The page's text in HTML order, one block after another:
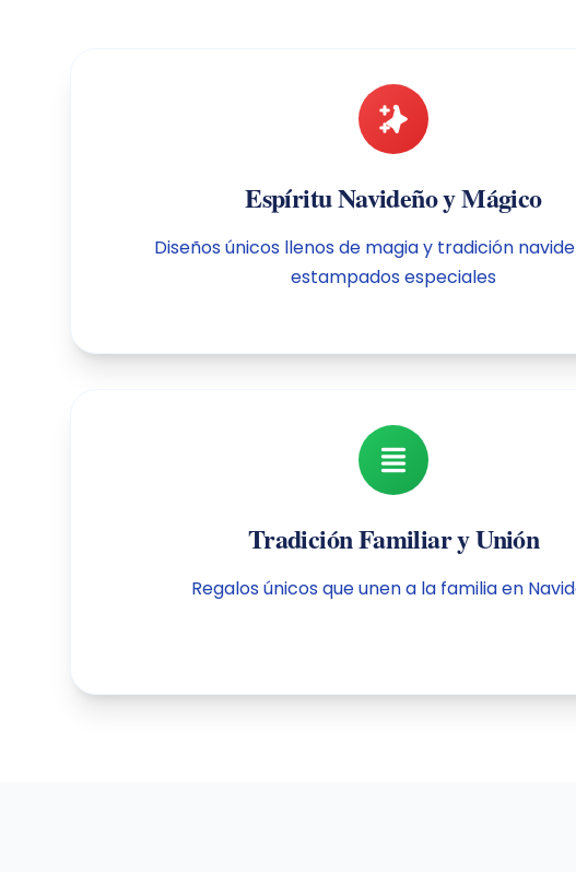
Espíritu Navideño y Mágico
Diseños únicos llenos de magia y tradición
estampados especiales
Tradición Familiar y Unión
Regalos únicos que unen a la familia en